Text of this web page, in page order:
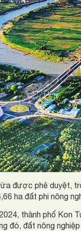
được phê duyệt,
ha đất phi nông
thành phố Kon
đó, đất nông